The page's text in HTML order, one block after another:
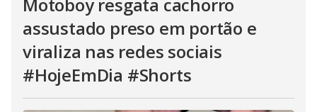
assustado preso em portão e
viraliza nas redes sociais
#HojeEmDia #Shorts